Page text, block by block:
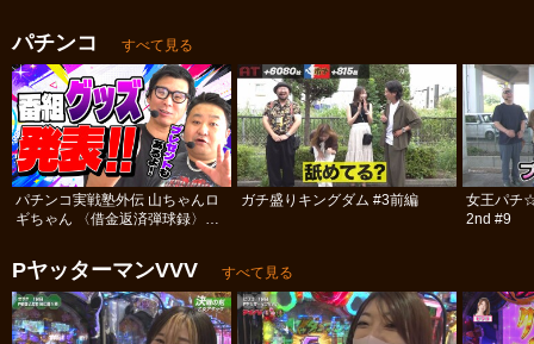
パチンコ すべて見る
パチンコ実戦塾外伝 山ちゃんロ
ギちゃん 〈借金返済弾球録〉
ガチ盛りキングダム #3前編
女王パチ
2nd #9
PヤッターマンVVV すべて見る